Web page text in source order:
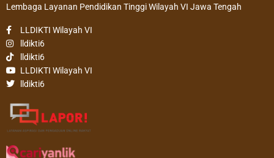
Lembaga Layanan Pendidikan Tinggi Wilayah VI Jawa Tengah
LLDIKTI Wilayah VI
lldikti6
lldikti6
LLDIKTI Wilayah VI
lldikti6